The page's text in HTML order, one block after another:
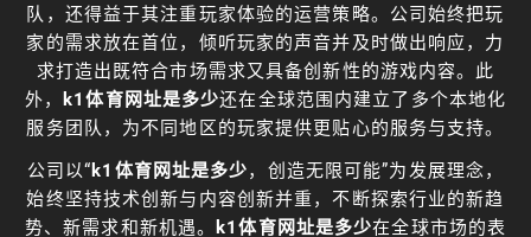
队，还得益于其注重玩家体验的运营策略。公司始终把玩
家的需求放在首位，倾听玩家的声音并及时做出响应，力
求打造出既符合市场需求又具备创新性的游戏内容。此
外，
k1体育网址是多少还在全球范围内建立了多个本地化
服务团队，为不同地区的玩家提供更贴心的服务与支持。
公司以“ k1体育网址是多少，创造无限可能”为发展理念，
始终坚持技术创新与内容创新并重，不断探索行业的新趋
势、新需求和新机遇。
k1体育网址是多少在全球市场的表